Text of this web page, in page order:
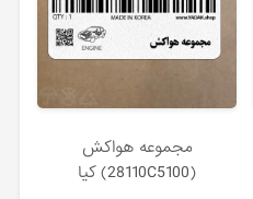
مجموعه هواكش
(28110C5100) کیا